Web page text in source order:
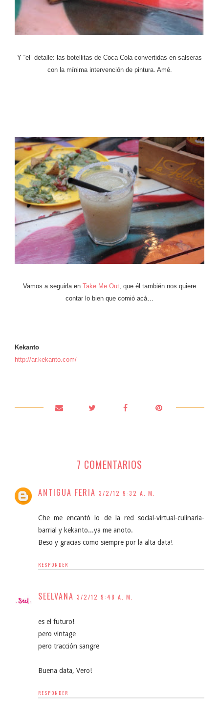
Y “el” detalle: las botellitas de Coca Cola convertidas en salseras
con la mínima intervención de pintura. Amé.
Vamos a seguirla en Take Me Out , que él también nos quiere
contar lo bien que comió acá…
Kekanto
http://ar.kekanto.com/
7 COMENTARIOS
ANTIGUA FERIA 3/2/12 9:32 A. M.
Che me encantó lo de la red social-virtual-culinaria-
barrial y kekanto...ya me anoto.
Beso y gracias como siempre por la alta data!
RESPONDER
SEELVANA 3/2/12 9:48 A. M.
es el futuro!
pero vintage
pero tracción sangre
Buena data, Vero!
RESPONDER